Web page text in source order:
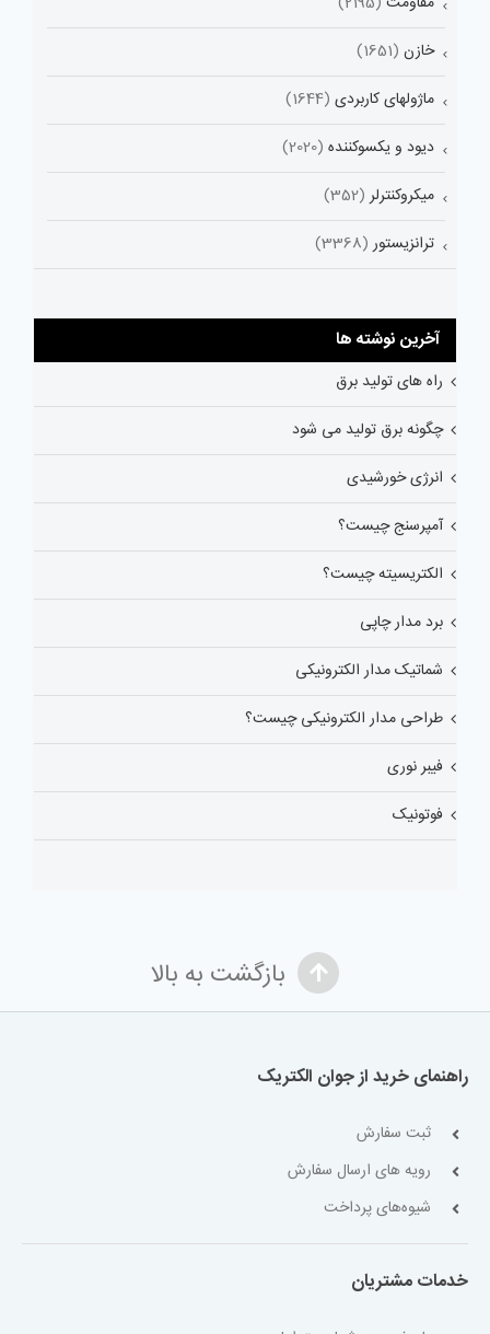
خازن (1651)
ماژولهای کاربردی (1644)
دیود و یکسوکننده (2020)
میکروکنترلر (352)
ترانزیستور (3368)
آخرین نوشته ها
راه های تولید برق
چگونه برق تولید می شود
انرژی خورشیدی
آمپرسنج چیست؟
الکتریسیته چیست؟
برد مدار چاپی
شماتیک مدار الکترونیکی
طراحی مدار الکترونیکی چیست؟
فیبر نوری
فوتونیک
بازگشت به بالا
راهنمای خرید از جوان الکتریک
ثبت سفارش
رویه های ارسال سفارش
شیوه‌های پرداخت
خدمات مشتریان